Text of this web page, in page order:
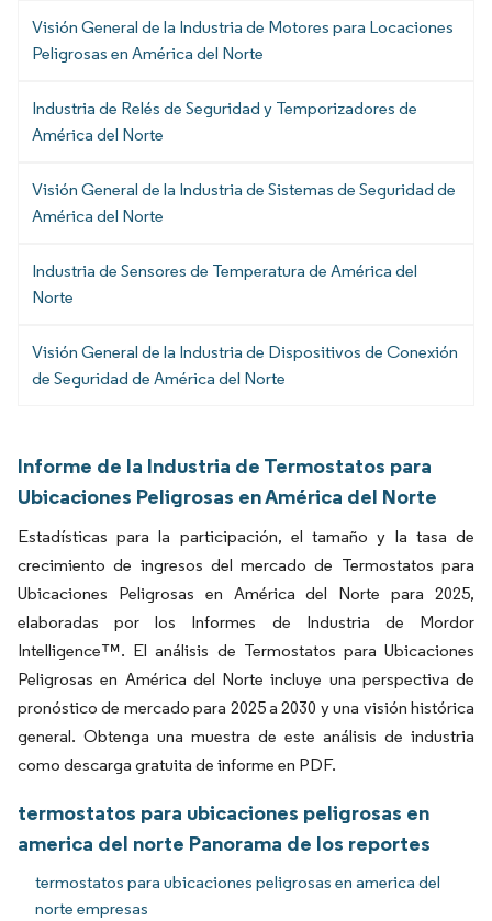
Visión General de la Industria de Motores para Locaciones
Peligrosas en América del Norte
Industria de Relés de Seguridad y Temporizadores de
América del Norte
Visión General de la Industria de Sistemas de Seguridad de
América del Norte
Industria de Sensores de Temperatura de América del
Norte
Visión General de la Industria de Dispositivos de Conexión
de Seguridad de América del Norte
Informe de la Industria de Termostatos para
Ubicaciones Peligrosas en América del Norte
Estadísticas para la participación, el tamaño y la tasa de
crecimiento de ingresos del mercado de Termostatos para
Ubicaciones Peligrosas en América del Norte para 2025,
elaboradas por los Informes de Industria de Mordor
Intelligence™. El análisis de Termostatos para Ubicaciones
Peligrosas en América del Norte incluye una perspectiva de
pronóstico de mercado para 2025 a 2030 y una visión histórica
general. Obtenga una muestra de este análisis de industria
como descarga gratuita de informe en PDF.
termostatos para ubicaciones peligrosas en
america del norte Panorama de los reportes
termostatos para ubicaciones peligrosas en america del
norte empresas